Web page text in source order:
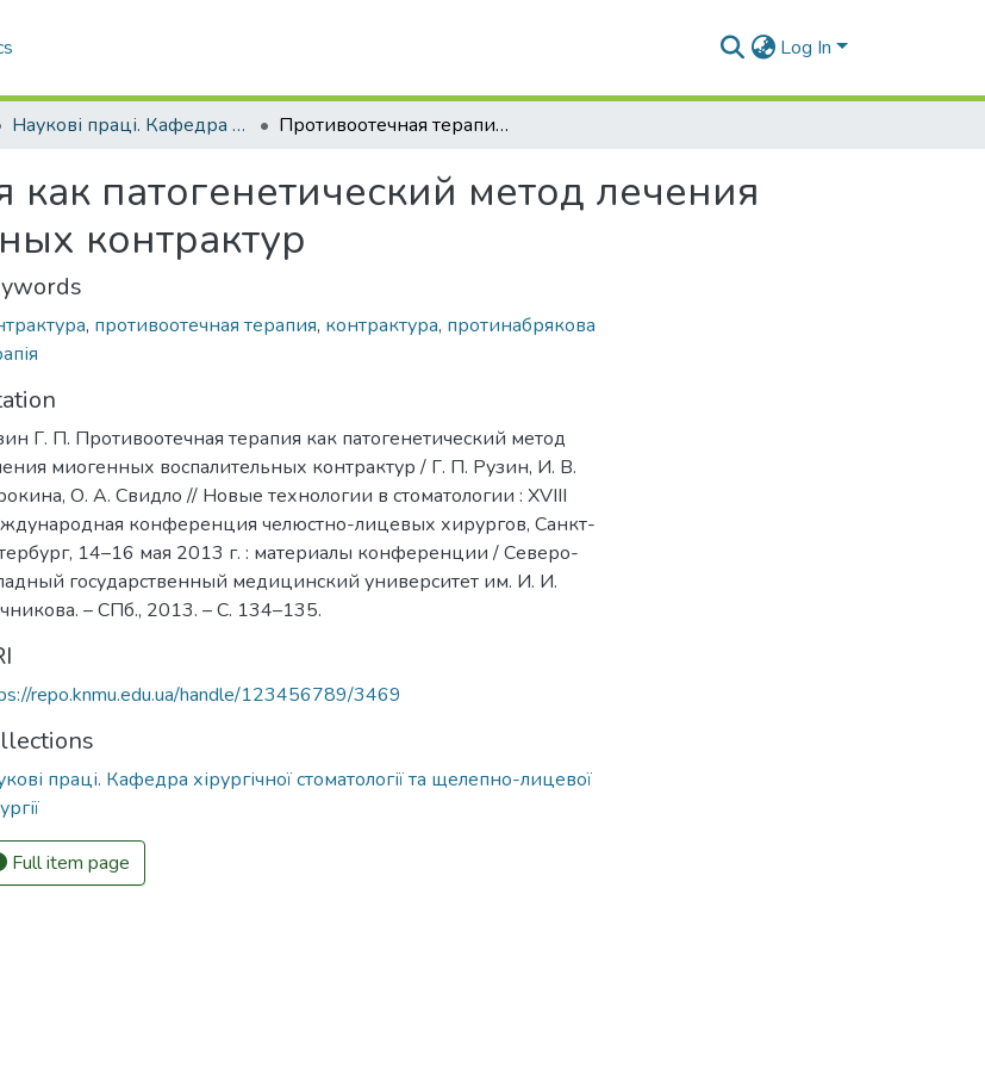
Log In
Наукові праці. Кафедра хірургічної стоматології та щелепно-лицевої хірургії Противоотечная терапия как патогенетический метод лечения миогенных воспалительных контрактур
патогенетический метод лечения
контрактур
, противоотечная терапия, контрактура, протинабрякова
Г. П. Противоотечная терапия как патогенетический метод
миогенных воспалительных контрактур / Г. П. Рузин, И. В.
О. А. Свидло // Новые технологии в стоматологии : XVIII
конференция челюстно-лицевых хирургов, Санкт-
14–16 мая 2013 г. : материалы конференции / Северо-
государственный медицинский университет им. И. И.
– СПб., 2013. – С. 134–135.
repo.knmu.edu.ua/handle/123456789/3469
праці. Кафедра хірургічної стоматології та щелепно-лицевої
Full item page